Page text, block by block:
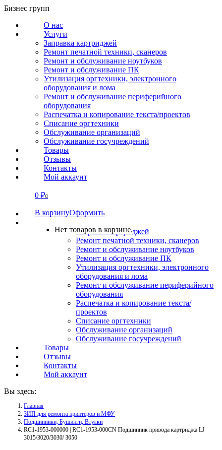
Перейти
содержанию
Бизнес групп
О нас
Услуги
Заправка картриджей
Ремонт печатной техники, сканеров
Ремонт и обслуживание ноутбуков
Ремонт и обслуживание ПК
Утилизация оргтехники, электронного
оборудования и лома
Ремонт и обслуживание периферийного
оборудования
Распечатка и копирование текста/проектов
Списание оргтехники
Обслуживание организаций
Обслуживание госучреждений
Товары
Отзывы
Контакты
Мой аккаунт
0 ₽0
В корзинуОформить
Нет товаров в корзине.
СВЯЗАТЬСЯ
О нас
Заправка картриджей
Ремонт печатной техники, сканеров
Ремонт и обслуживание ноутбуков
Ремонт и обслуживание ПК
Утилизация оргтехники, электронного
оборудования и лома
Ремонт и обслуживание периферийного
оборудования
Распечатка и копирование текста/
проектов
Списание оргтехники
Обслуживание организаций
Обслуживание госучреждений
Товары
Отзывы
Контакты
Мой аккаунт
Вы здесь:
Главная
ЗИП для ремонта принтеров и МФУ
Подшипники, Бушинги, Втулки
RC1-1953-000000 | RC1-1953-000CN Подшипник привода картриджа LJ
3015/3020/3030/ 3050